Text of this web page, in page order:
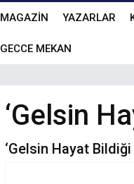
MAGAZİN YAZARLAR
GECCE MEKAN
‘Gelsin
‘Gelsin Hayat